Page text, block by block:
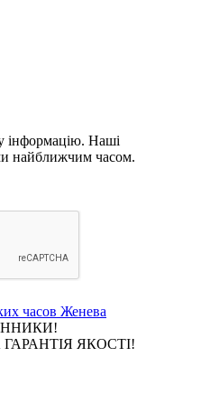
інформацію. Наші
найближчим часом.
ЯКОСТІ!